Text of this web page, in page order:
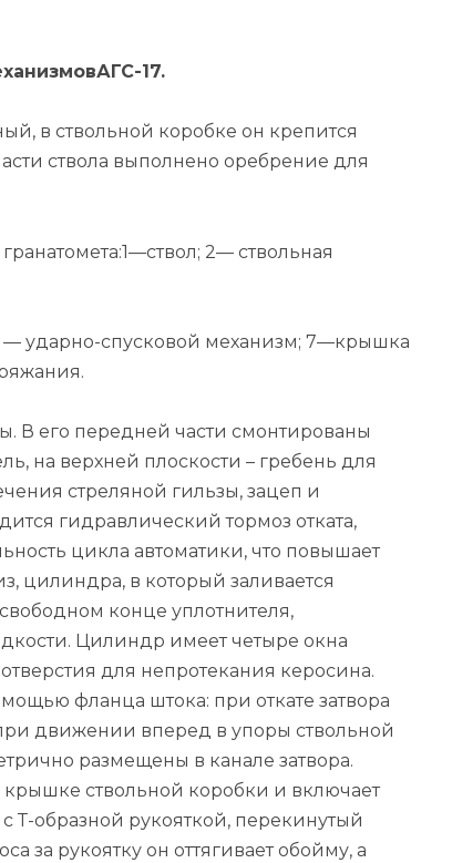
17.
в ствольной коробке он крепится
ствола выполнено оребрение для
2— ствольная
ударно-спусковой механизм; 7—крышка
В его передней части смонтированы
на верхней плоскости – гребень для
стреляной гильзы, зацеп и
гидравлический тормоз отката,
цикла автоматики, что повышает
цилиндра, в который заливается
конце уплотнителя,
Цилиндр имеет четыре окна
для непротекания керосина.
фланца штока: при откате затвора
движении вперед в упоры ствольной
размещены в канале затвора.
ствольной коробки и включает
Т-образной рукояткой, перекинутый
за рукоятку он оттягивает обойму, а